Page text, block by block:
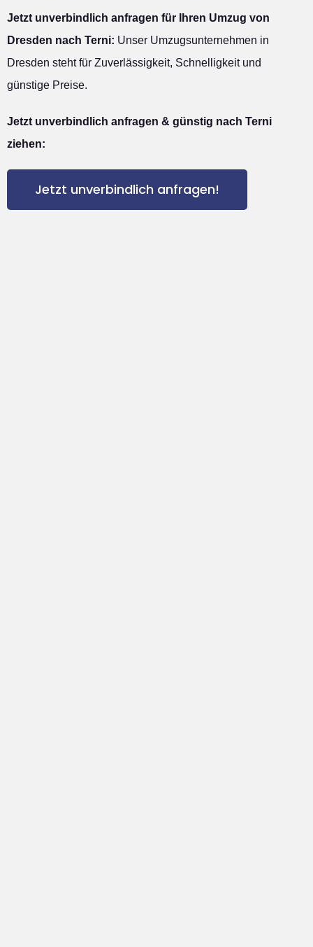
Jetzt unverbindlich anfragen für Ihren Umzug von
Dresden nach Terni: Unser Umzugsunternehmen in
Dresden steht für Zuverlässigkeit, Schnelligkeit und
günstige Preise.
Jetzt unverbindlich anfragen & günstig nach Terni
ziehen:
Jetzt unverbindlich anfragen!